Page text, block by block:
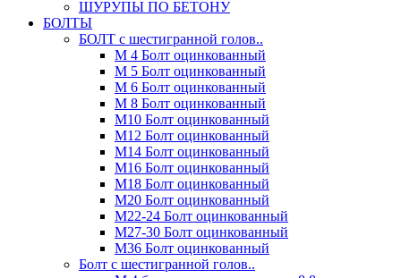
ШУРУПЫ ПО БЕТОНУ
БОЛТЫ
БОЛТ с шестигранной голов..
М 4 Болт оцинкованный
М 5 Болт оцинкованный
М 6 Болт оцинкованный
М 8 Болт оцинкованный
М10 Болт оцинкованный
М12 Болт оцинкованный
М14 Болт оцинкованный
М16 Болт оцинкованный
М18 Болт оцинкованный
М20 Болт оцинкованный
М22-24 Болт оцинкованный
М27-30 Болт оцинкованный
М36 Болт оцинкованный
Болт с шестигранной голов..